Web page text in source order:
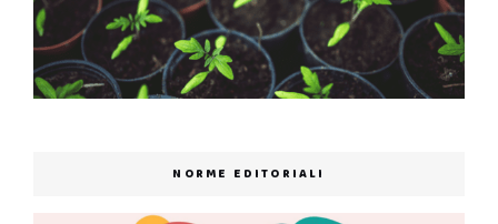
NORME EDITORIALI